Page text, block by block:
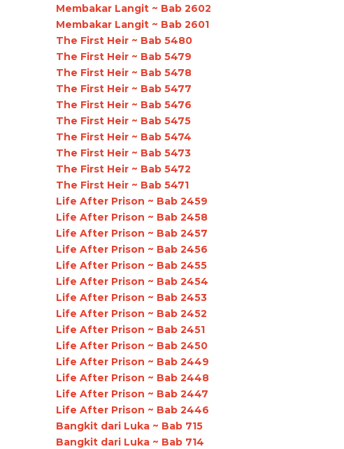
Membakar Langit ~ Bab 2602
Membakar Langit ~ Bab 2601
The First Heir ~ Bab 5480
The First Heir ~ Bab 5479
The First Heir ~ Bab 5478
The First Heir ~ Bab 5477
The First Heir ~ Bab 5476
The First Heir ~ Bab 5475
The First Heir ~ Bab 5474
The First Heir ~ Bab 5473
The First Heir ~ Bab 5472
The First Heir ~ Bab 5471
Life After Prison ~ Bab 2459
Life After Prison ~ Bab 2458
Life After Prison ~ Bab 2457
Life After Prison ~ Bab 2456
Life After Prison ~ Bab 2455
Life After Prison ~ Bab 2454
Life After Prison ~ Bab 2453
Life After Prison ~ Bab 2452
Life After Prison ~ Bab 2451
Life After Prison ~ Bab 2450
Life After Prison ~ Bab 2449
Life After Prison ~ Bab 2448
Life After Prison ~ Bab 2447
Life After Prison ~ Bab 2446
Bangkit dari Luka ~ Bab 715
Bangkit dari Luka ~ Bab 714